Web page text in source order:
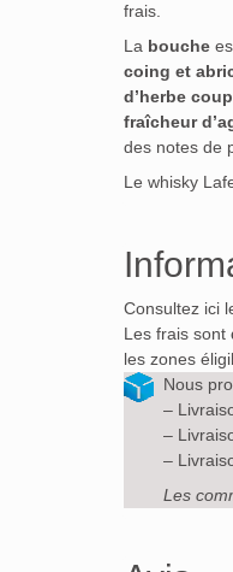
frais.
La bouche
coing et
d’herbe
fraîcheur
des notes de
Le whisky
Consultez ici
Les frais sont
les zones
Nous
–
–
–
Les